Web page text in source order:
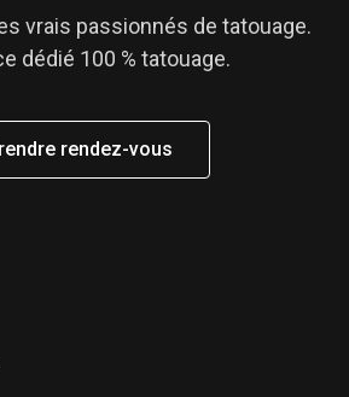
vrais passionnés de tatouage.
dédié 100 % tatouage.
rendez-vous